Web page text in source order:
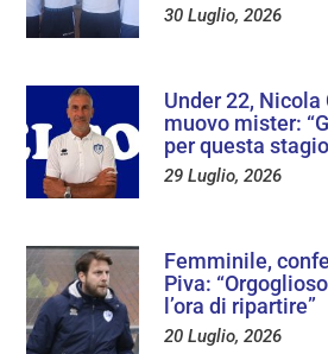
30 Luglio, 2026
Under 22, Nicola
muovo mister:
per questa
29 Luglio, 2026
Femminile,
Piva:
l’ora di ripartire”
20 Luglio, 2026